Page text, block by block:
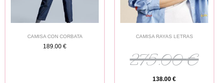
CAMISA CON CORBATA
189.00 €
CAMISA RAYAS LETRAS
275.00€
138.00 €